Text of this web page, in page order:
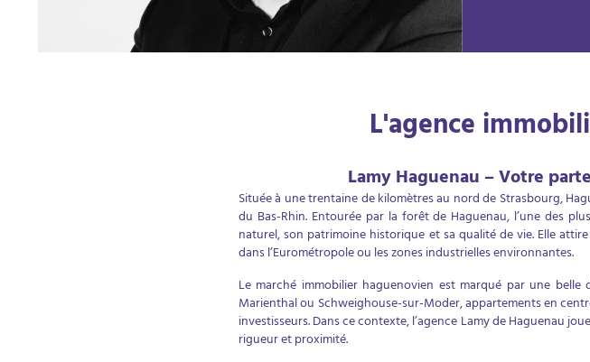
L'agence
Lamy Haguenau – Votre
Située à une trentaine de kilomètres au nord de Strasbourg,
du Bas-Rhin. Entourée par la forêt de Haguenau, l’une des
naturel, son patrimoine historique et sa qualité de vie. Elle
dans l’Eurométropole ou les zones industrielles environnantes.
Le marché immobilier haguenovien est marqué par une
Marienthal ou Schweighouse-sur-Moder, appartements en
investisseurs. Dans ce contexte, l’agence Lamy de Haguenau
rigueur et proximité.